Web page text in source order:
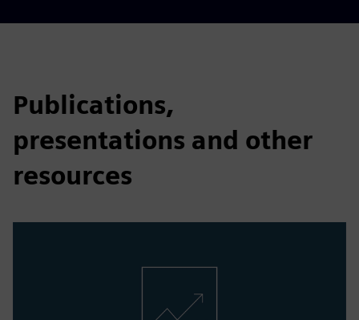
Publications,
presentations and other
resources